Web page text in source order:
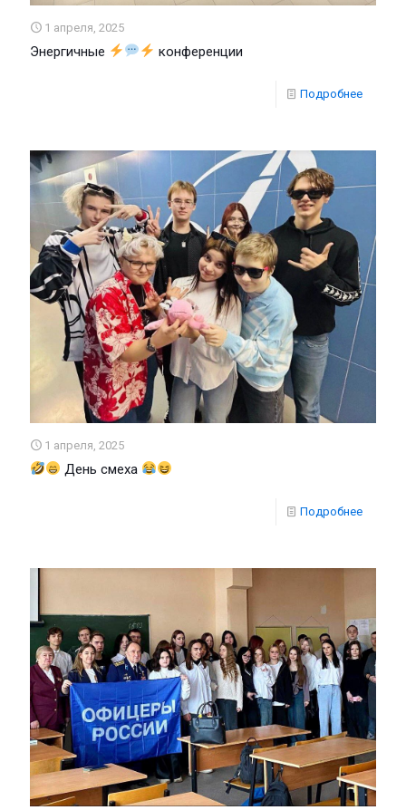
1 апреля, 2025
Энергичные конференции
Подробнее
1 апреля, 2025
День смеха
Подробнее